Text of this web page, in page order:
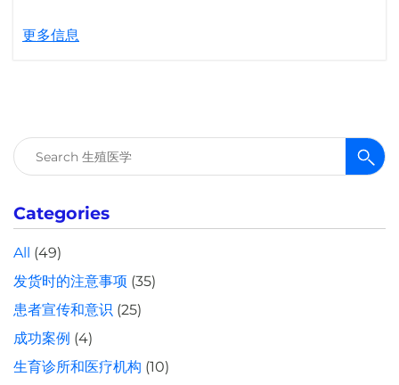
更多信息
搜
索：
Categories
All (49)
发货时的注意事项 (35)
患者宣传和意识 (25)
成功案例 (4)
生育诊所和医疗机构 (10)